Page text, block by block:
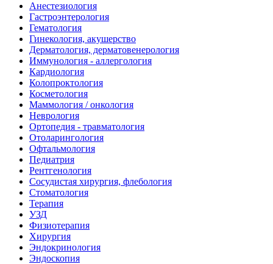
Анестезиология
Гастроэнтерология
Гематология
Гинекология, акушерство
Дерматология, дерматовенерология
Иммунология - аллергология
Кардиология
Колопроктология
Косметология
Маммология / онкология
Неврология
Ортопедия - травматология
Отоларингология
Офтальмология
Педиатрия
Рентгенология
Сосудистая хирургия, флебология
Стоматология
Терапия
УЗД
Физиотерапия
Хирургия
Эндокринология
Эндоскопия